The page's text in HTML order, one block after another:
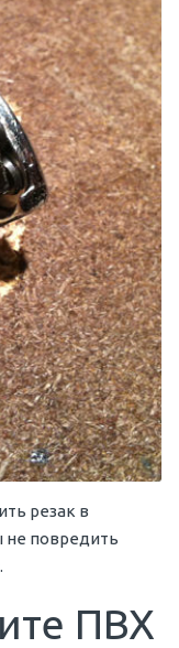
резак в
не повредить
ПВХ